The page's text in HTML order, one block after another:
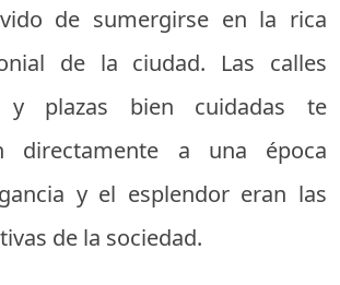
de sumergirse en la rica
de la ciudad. Las calles
y plazas bien cuidadas te
directamente a una época
y el esplendor eran las
de la sociedad.